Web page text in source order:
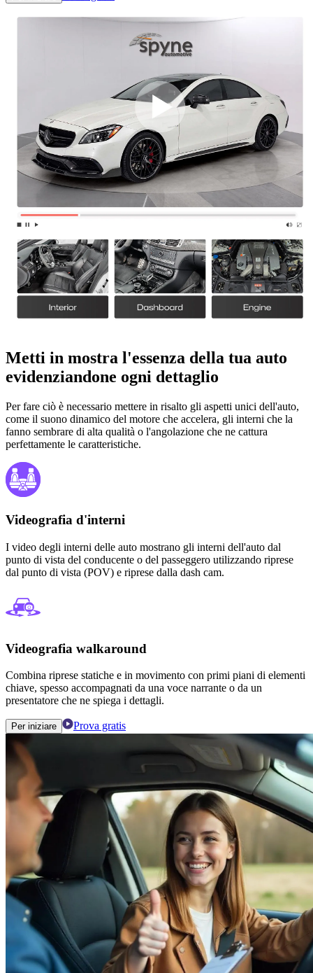
Metti in mostra l'essenza della tua auto
evidenziandone ogni dettaglio
Per fare ciò è necessario mettere in risalto gli aspetti unici dell'auto,
come il suono dinamico del motore che accelera, gli interni che la
fanno sembrare di alta qualità o l'angolazione che ne cattura
perfettamente le caratteristiche.
Videografia d'interni
I video degli interni delle auto mostrano gli interni dell'auto dal
punto di vista del conducente o del passeggero utilizzando riprese
dal punto di vista (POV) e riprese dalla dash cam.
Videografia walkaround
Combina riprese statiche e in movimento con primi piani di elementi
chiave, spesso accompagnati da una voce narrante o da un
presentatore che ne spiega i dettagli.
Per iniziare Prova gratis